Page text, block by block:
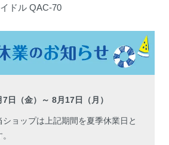
ドル QAC-70
日（金）～ 8月17日（月）
ョップは上記期間を夏季休業日と